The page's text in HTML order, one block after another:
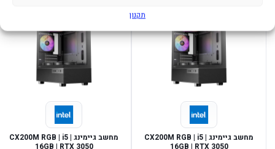
תקנון
מחשב גיימינג CX200M RGB | i5 |
מחשב גיימינג CX200M RGB | i5 |